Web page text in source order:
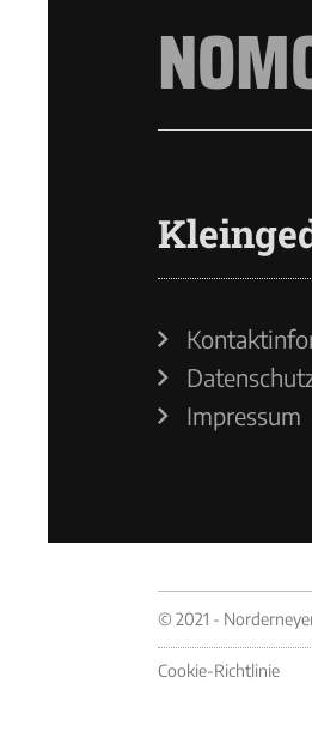
Impressum
© 2021 -
Cookie-Richtlinie